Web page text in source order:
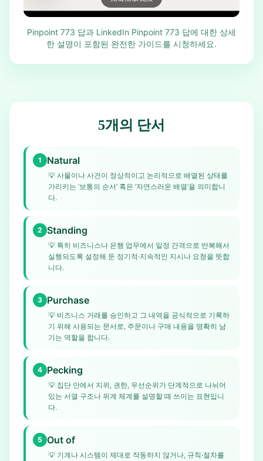
Pinpoint 773 답과 LinkedIn Pinpoint 773 답에 대한 상세
한 설명이 포함된 완전한 가이드를 시청하세요.
5개의 단서
1 Natural
💡 사물이나 사건이 정상적이고 논리적으로 배열된 상태를
가리키는 ‘보통의 순서’ 혹은 ‘자연스러운 배열’을 의미합니
다.
2 Standing
💡 특히 비즈니스나 은행 업무에서 일정 간격으로 반복해서
실행되도록 설정해 둔 정기적·지속적인 지시나 요청을 뜻합
니다.
3 Purchase
💡 비즈니스 거래를 승인하고 그 내역을 공식적으로 기록하
기 위해 사용되는 문서로, 주문이나 구매 내용을 명확히 남
기는 역할을 합니다.
4 Pecking
💡 집단 안에서 지위, 권한, 우선순위가 단계적으로 나뉘어
있는 서열 구조나 위계 체계를 설명할 때 쓰이는 표현입니
다.
5 Out of
💡 기계나 시스템이 제대로 작동하지 않거나, 규칙·절차를